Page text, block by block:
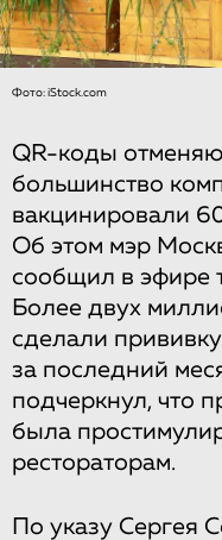
Фото: iStock.com
QR-коды
большинство
вакцинировали
Об этом мэр
сообщил в эфире
Более двух
сделали
за последний
подчеркнул, что
была
рестораторам.
По указу Сергея